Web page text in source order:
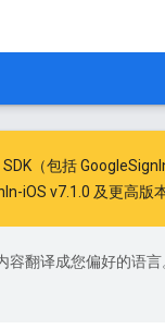
（包括
iOS v7.1.0 及更高版
容翻译成您偏好的语